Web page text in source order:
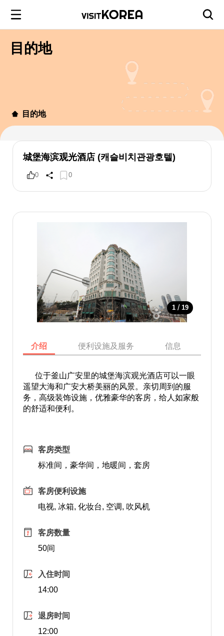
目的地
目的地
城堡海滨观光酒店 (캐슬비치관광호텔)
0 0
1 / 19
介绍 便利设施及服务 信息
位于釜山广安里的城堡海滨观光酒店可以一眼
遥望大海和广安大桥美丽的风景。亲切周到的服
务，高级装饰设施，优雅豪华的客房，给人如家般
的舒适和便利。
客房类型
标准间，豪华间，地暖间，套房
客房便利设施
电视, 冰箱, 化妆台, 空调, 吹风机
客房数量
50间
入住时间
14:00
退房时间
12:00